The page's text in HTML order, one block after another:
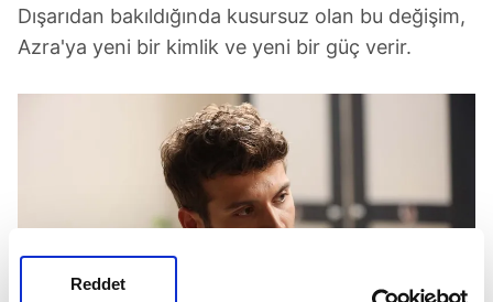
Reddet
Dışarıdan bakıldığında kusursuz olan bu değişim,
Azra'ya yeni bir kimlik ve yeni bir güç verir.